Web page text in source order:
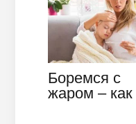
дизайном
Боремся с
жаром – как